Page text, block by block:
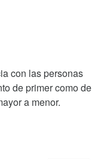
con las personas
de primer como de
a menor.